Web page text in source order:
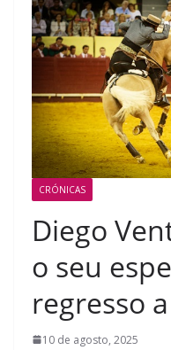
CRÓNICAS
Diego
o seu
regresso
10 de agosto, 2025